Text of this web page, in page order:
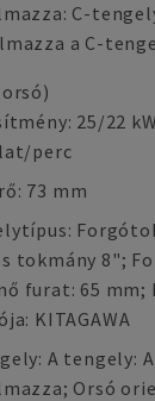
C-
a C-
25/22
perc
73 mm
tokmány 8";
furat: 65 mm;
KITAGAWA
A tengely:
Orsó